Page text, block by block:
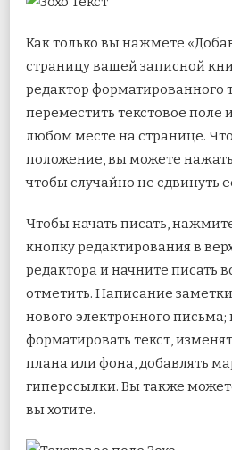
Как только вы нажмете
страницу вашей записной
редактор форматированного
переместить текстовое поле
любом месте на странице.
положение, вы можете
чтобы случайно не сдвинуть
Чтобы начать писать,
кнопку редактирования в
редактора и начните писать
отметить. Написание
нового электронного
форматировать текст,
плана или фона, добавлять
гиперссылки. Вы также
вы хотите.